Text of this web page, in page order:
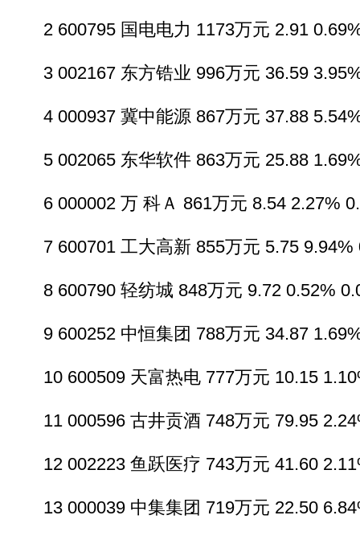
2 600795 国电电力 1173万元 2.91
3 002167 东方锆业 996万元 36.59
4 000937 冀中能源 867万元 37.88
5 002065 东华软件 863万元 25.88
6 000002 万 科Ａ 861万元 8.54 2.27%
7 600701 工大高新 855万元 5.75 9.94%
8 600790 轻纺城 848万元 9.72 0.52%
9 600252 中恒集团 788万元 34.87
10 600509 天富热电 777万元 10.15
11 000596 古井贡酒 748万元 79.95
12 002223 鱼跃医疗 743万元 41.60
13 000039 中集集团 719万元 22.50